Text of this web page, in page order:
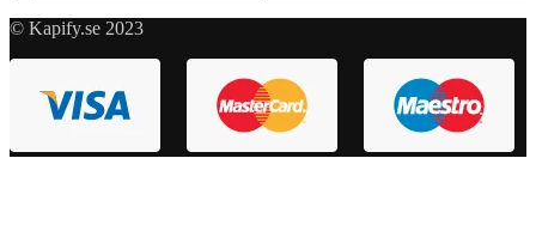
© Kapify.se 2023